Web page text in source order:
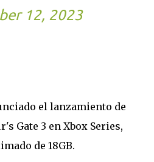
12, 2023
el lanzamiento de
Gate 3 en Xbox Series,
de 18GB.